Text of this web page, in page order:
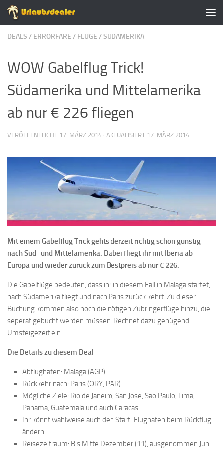
Zum Inhalt springen
DEALS / ERRORFARE / FLÜGE /SÜDAMERIKA
WOW Gabelflug Trick!
Südamerika und Mittelamerika
ab nur € 226 fliegen
VERÖFFENTLICHT 17. MÄRZ 2014 · AKTUALISIERT 17. MÄRZ 2014
Mit einem Gabelflug Trick gehts derzeit richtig schön günstig
nach Süd- und Mittelamerika. Dabei fliegt ihr mit Iberia ab
Europa und wieder zurück zum Bestpreis ab nur € 226.
Die Gabelflüge bedeuten, dass ihr in diesem Fall in Malaga startet,
nach Südamerika fliegt und nach Paris zurück kehrt. Zu dieser
Buchung kommen also noch die nötigen Zubringerflüge hinzu, die
seperat gebucht werden müssen. Rechnet dazu genügend
Umsteigezeit ein.
Die Details zu diesem Deal
Abflughafen: Malaga (AGP)
Rückkehr nach: Paris (ORY, PAR)
Mögliche Ziele: Rio de Janeiro, San Jose, Sao Paulo, Lima,
Panama, Guatemala und auch Caracas
Ihr könnt wahlweise auch den Start-Flughafen beim Rückflug
ändern
Reisezeitraum: Bis Mitte Dezember (11), ausgenommen Juni